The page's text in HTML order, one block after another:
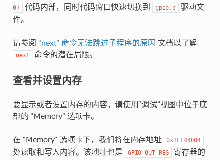
0)
代码内部，同时代码窗口快速切换到 gpio.c
驱动文
件。
请参阅 “next” 命令无法跳过子程序的原因 文档以了解
next 命令的潜在局限。
查看并设置内存
要显示或者设置内存的内容，请使用“调试”视图中位于底
部的 “Memory” 选项卡。
在 “Memory” 选项卡下，我们将在内存地址 0x3FF44004
处读取和写入内容。该地址也是 GPIO_OUT_REG
寄存器的